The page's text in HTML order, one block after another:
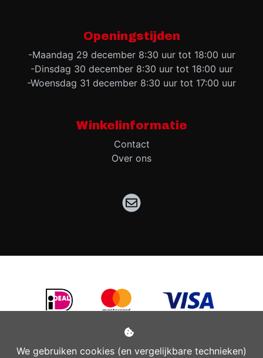
We gebruiken cookies (en vergelijkbare technieken)
Openingstijden
-Maandag 29 december 8:30 uur tot 18:00 uur
-Dinsdag 30 december 8:30 uur tot 18:00 uur
-Woensdag 31 december 8:30 uur tot 17:00 uur
Winkelinformatie
Contact
Over ons